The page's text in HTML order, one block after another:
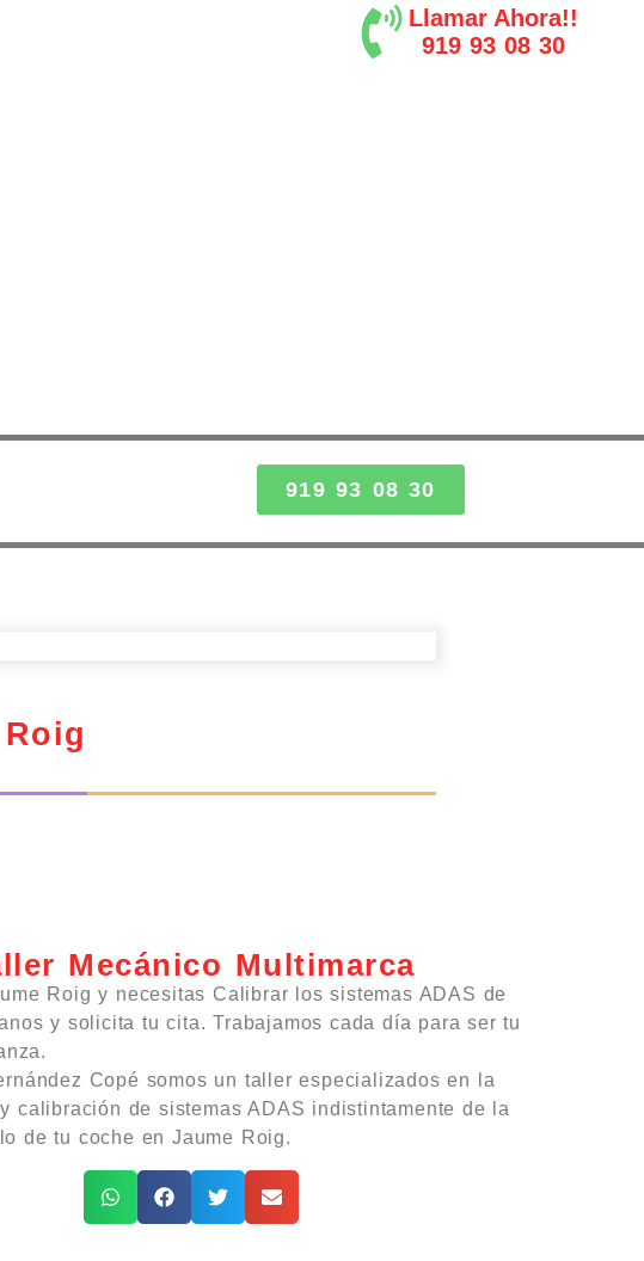
Llamar Ahora!!
919 93 08 30
919 93 08 30
Mecánico Multimarca
Roig y necesitas Calibrar los sistemas ADAS de
y solicita tu cita. Trabajamos cada día para ser tu
Copé somos un taller especializados en la
calibración de sistemas ADAS indistintamente de la
de tu coche en Jaume Roig.